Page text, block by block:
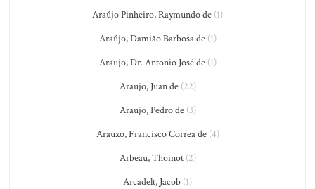
Araújo Pinheiro, Raymundo de (1)
Araújo, Damião Barbosa de(1)
Araujo, Dr. Antonio José de(1)
Araujo, Juan de(22)
Araujo, Pedro de(3)
Arauxo, Francisco Correa de(4)
Arbeau, Thoinot(2)
Arcadelt, Jacob (1)